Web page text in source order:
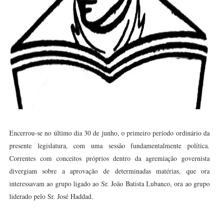
Encerrou-se no último dia 30 de junho, o primeiro período ordinário da
presente legislatura, com uma sessão fundamentalmente política.
Correntes com conceitos próprios dentro da agremiação governista
divergiam sobre a aprovação de determinadas matérias, que ora
interessavam ao grupo ligado ao Sr. João Batista Lubanco, ora ao grupo
liderado pelo Sr. José Haddad.